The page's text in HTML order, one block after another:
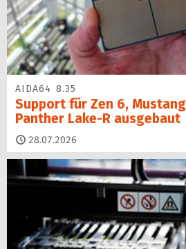
AIDA64 8.35
Support für Zen 6,
Panther Lake-R ausgebaut
28.07.2026